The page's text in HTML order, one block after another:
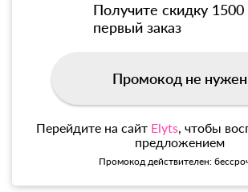
Получите скидку 1500
первый заказ
Промокод не нужен
Перейдите на сайт Elyts, чтобы
предложением
Промокод действителен: